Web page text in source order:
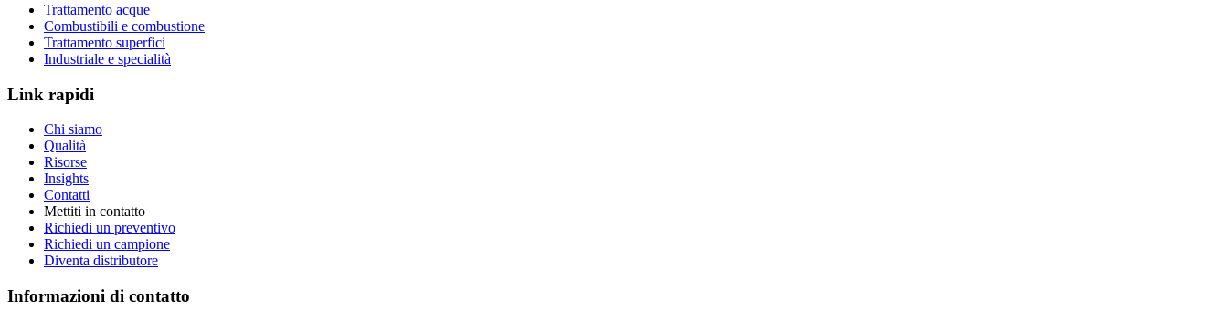
Trattamento acque
Combustibili e combustione
Trattamento superfici
Industriale e specialità
Link rapidi
Chi siamo
Qualità
Risorse
Insights
Contatti
Mettiti in contatto
Richiedi un preventivo
Richiedi un campione
Diventa distributore
Informazioni di contatto